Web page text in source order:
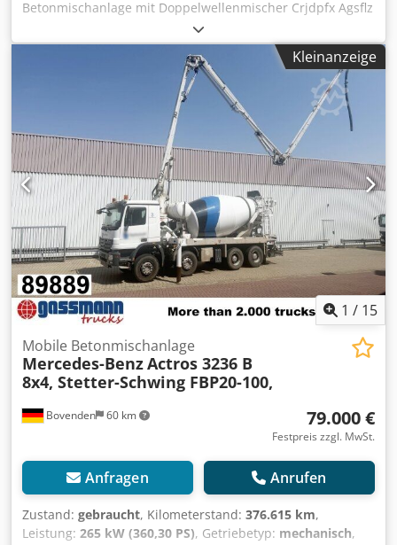
Betonmischanlagen, Brechanlagen, Siebanlagen,
Sandwaschmaschinen, Sandherstellungsanlagen,
Asphaltmischanlagen, Förderbandsysteme, Backenbrecher
und mobile Brechanlagen. Mit höchsten
Qualitätsstandards, innovativen Fertigungsmethoden und
kundenspezifischen Lösungen ist Constmach eine
zuverlässige Marke auf nationalen und internationalen
Märkten. Dank ihrer Langlebigkeit, Effizienz und
dauerhaften Leistung sind unsere Produkte die bevorzugte
Wahl bei Branchenprofis.
Betonmischanlage mit Doppelwellenmischer Crjdpfx Agsflz
Ine Isf Anlagenkapazität: 200 m³ / Stunde
Frischbetonmischung Mischerkapazität: 7500/5000 l (5m³
verdichteter Beton) Zentralschmieranlage Marke: ILC
(hergestellt in Italien) Steuerungssystem: vollautomatisch
PC - PLC - Drucker Elektronische Ausrüstung: Siemens
Sonstige Ausrüstung und Zubehör: Italienisch
Unbegrenzte Anzahl von Benutzern und Fernzugriff
Installation und Inbetriebnahme des Systems liegen in
unserer Verantwortung. 7/24 DIENSTLEISTUNGEN. Export
von mehr als 1000 Betonmischanlagen in mehr als 90
Länder. * HOCHEFFIZIENTE PRODUKTION UND DOPPELTE *
EINFACHE WARTUNG * GEEIGNET FÜR DIE ARBEIT IN
RAUEN BEDINGUNGEN * RCC BETON
PRODUKTIONSKAPAZITÄT
Kleinanzeige
1 / 15
Bovenden 60 km
Mobile Betonmischanlage
Mercedes-BenzActros 3236 B
8x4, Stetter-Schwing FBP20-100,
79.000 €
Festpreis zzgl. MwSt.
Anfragen Anrufen
Zustand: gebraucht, Kilometerstand: 376.615 km,
Leistung: 265 kW (360,30 PS), Getriebetyp: mechanisch,